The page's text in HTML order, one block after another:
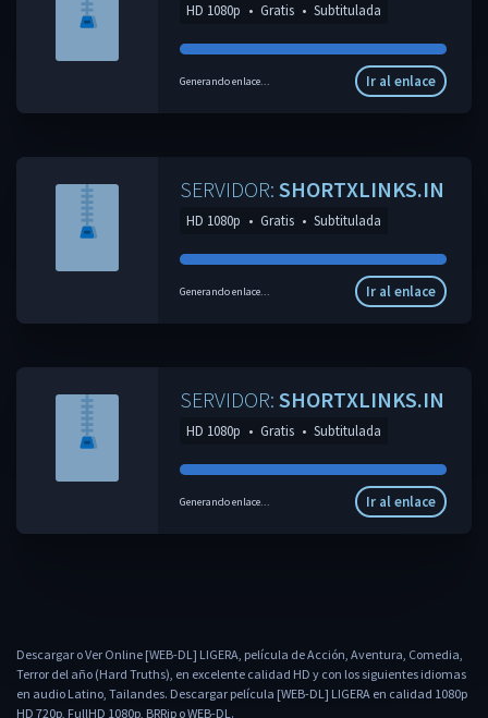
HD 1080p • Gratis • Subtitulada
Generando enlace... Ir al enlace
SERVIDOR: SHORTXLINKS.IN
HD 1080p • Gratis • Subtitulada
Generando enlace... Ir al enlace
SERVIDOR: SHORTXLINKS.IN
HD 1080p • Gratis • Subtitulada
Generando enlace... Ir al enlace
Descargar o Ver Online [WEB-DL] LIGERA, película de Acción, Aventura, Comedia,
Terror del año (Hard Truths), en excelente calidad HD y con los siguientes idiomas
en audio Latino, Tailandes. Descargar película [WEB-DL] LIGERA en calidad 1080p
HD 720p, FullHD 1080p, BRRip o WEB-DL.